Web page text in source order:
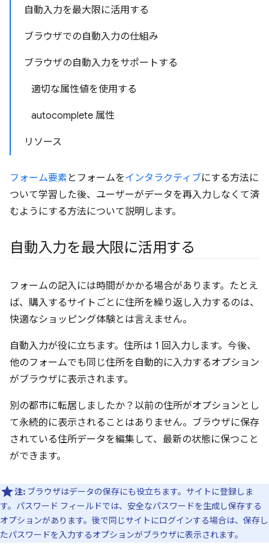
自動入力を最大限に活用する
ブラウザでの自動入力の仕組み
ブラウザの自動入力をサポートする
適切な属性値を使用する
autocomplete 属性
リソース
フォーム要素 とフォームをインタラクティブにする方法に
ついて学習した後、ユーザーがデータを再入力しなくて済
むようにする方法について説明します。
自動入力を最大限に活用する
フォームの記入には時間がかかる場合があります。たとえ
ば、購入するサイトごとに住所を繰り返し入力するのは、
快適なショッピング体験とは言えません。
自動入力が役に立ちます。住所は 1 回入力します。今後、
他のフォームでも同じ住所を自動的に入力するオプション
がブラウザに表示されます。
別の都市に転居しましたか？以前の住所がオプションとし
て永続的に表示されることはありません。ブラウザに保存
されている住所データを編集して、最新の状態に保つこと
ができます。
注: ブラウザはデータの保存にも役立ちます。サイトに登録しま
す。パスワード フィールドでは、安全なパスワードを生成し保存する
オプションがあります。後で同じサイトにログインする場合は、保存し
たパスワードを入力するオプションがブラウザに表示されます。